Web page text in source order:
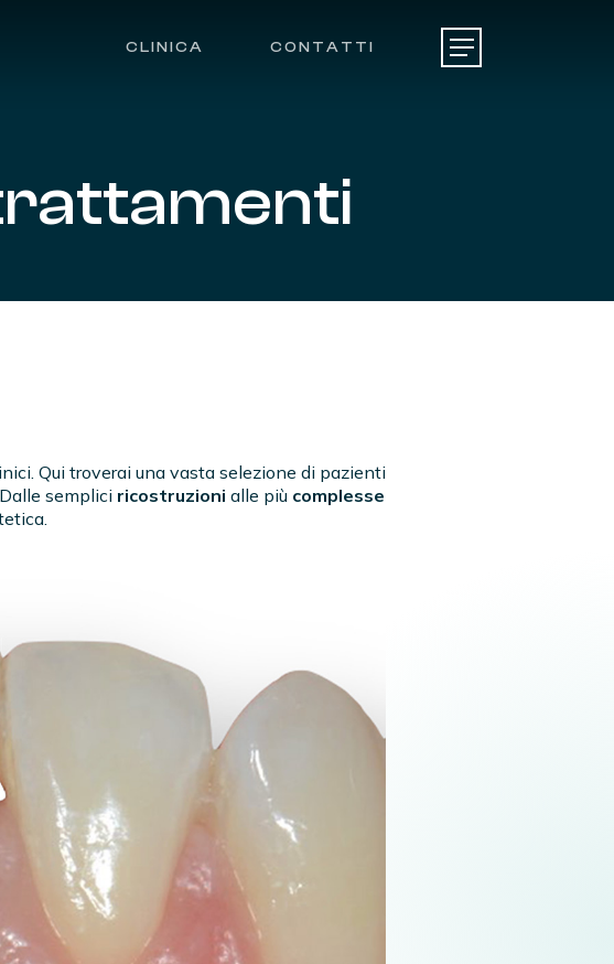
CLINICA CONTATTI Menu
Qui troverai una vasta selezione di pazienti
semplici ricostruzioni alle più complesse